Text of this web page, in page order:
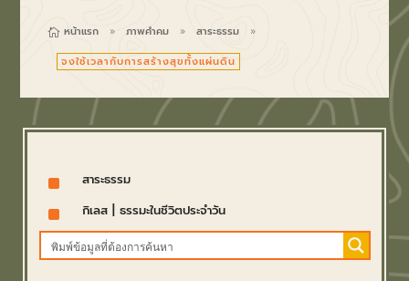
 หน้าแรก 9 ภาพคำคม 9 สาระธรรม 9
จงใช้เวลากับการสร้างสุขทั้งแผ่นดิน
^ สาระธรรม
^ กิเลส| ธรรมะในชีวิตประจำวัน